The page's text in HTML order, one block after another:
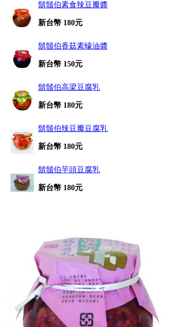
鬍鬚伯素食辣豆瓣醬
新台幣 180元
鬍鬚伯香菇素蠔油醬
新台幣 150元
鬍鬚伯高梁豆腐乳
新台幣 180元
鬍鬚伯辣豆瓣豆腐乳
新台幣 180元
鬍鬚伯芋頭豆腐乳
新台幣 180元